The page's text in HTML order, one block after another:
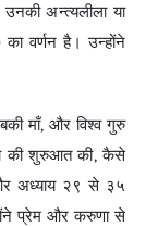
अन्त्यलीला या
वर्णन है। उन्होंने
माँ, और विश्व गुरु
की शुरुआत की, कैसे
अध्याय २९ से ३५
प्रेम और करुणा से